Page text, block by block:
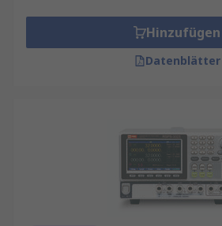
Hinzufügen
Datenblätter